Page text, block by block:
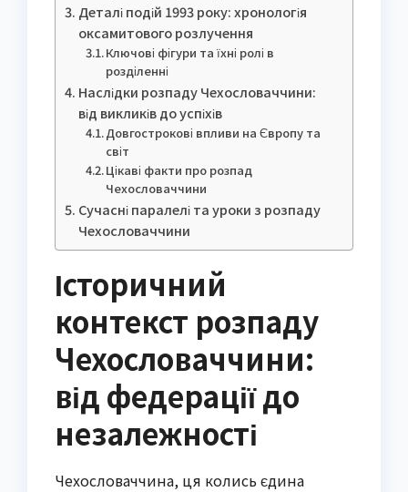
Деталі подій 1993 року: хронологія
оксамитового розлучення
Ключові фігури та їхні ролі в
розділенні
Наслідки розпаду Чехословаччини:
від викликів до успіхів
Довгострокові впливи на Європу та
світ
Цікаві факти про розпад
Чехословаччини
Сучасні паралелі та уроки з розпаду
Чехословаччини
Історичний
контекст розпаду
Чехословаччини:
від федерації до
незалежності
Чехословаччина, ця колись єдина